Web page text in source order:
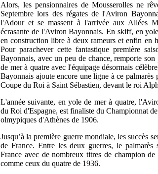
Alors, les pensionnaires de Mousserolles ne
Septembre lors des régates de l'Aviron
l'Adour et se massent à l'arrivée aux Allées
écrasante de l'Aviron Bayonnais. En skiff, en
en construction libre à deux rameurs et enfin en
Pour parachever cette fantastique première
Bayonnais, avec un peu de chance, remporte
de mer à quatre avec l'équipage désormais
Bayonnais ajoute encore une ligne à ce
Coupe du Roi à Saint Sébastien, devant le roi
L'année suivante, en yole de mer à quatre,
du Roi d'Espagne, est finaliste du Championnat
olmypiques d'Athènes de 1906.
Jusqu’à la première guerre mondiale, les succès
de France. Entre les deux guerres, le
France avec de nombreux titres de champion
comme ceux du quatre de 1936.